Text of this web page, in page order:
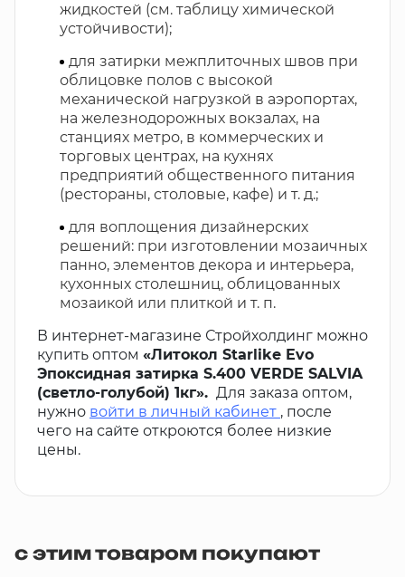
жидкостей (см. таблицу химической
устойчивости);
для затирки межплиточных швов при
облицовке полов с высокой
механической нагрузкой в аэропортах,
на железнодорожных вокзалах, на
станциях метро, в коммерческих и
торговых центрах, на кухнях
предприятий общественного питания
(рестораны, столовые, кафе) и т. д.;
для воплощения дизайнерских
решений: при изготовлении мозаичных
панно, элементов декора и интерьера,
кухонных столешниц, облицованных
мозаикой или плиткой и т. п.
В интернет-магазине Стройхолдинг можно
купить оптом «Литокол Starlike Evo
Эпоксидная затирка S.400 VERDE SALVIA
(светло-голубой) 1кг». Для заказа оптом,
нужно войти в личный кабинет , после
чего на сайте откроются более низкие
цены.
с этим товаром покупают